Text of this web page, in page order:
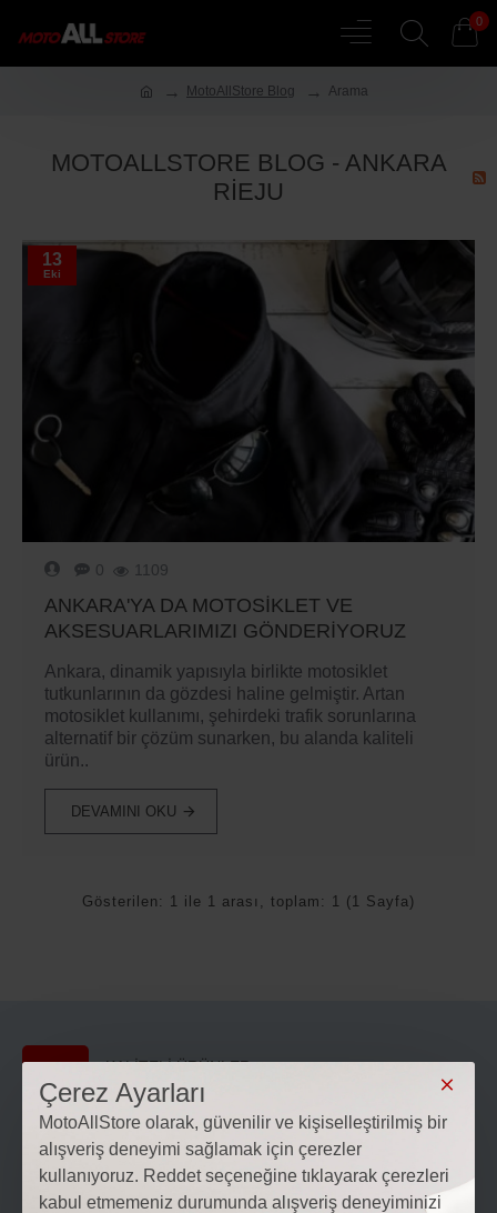
Çerez Ayarları
MotoAllStore olarak, güvenilir ve kişiselleştirilmiş bir
alışveriş deneyimi sağlamak için çerezler
kullanıyoruz. Reddet seçeneğine tıklayarak çerezleri
kabul etmemeniz durumunda alışveriş deneyiminizi
0
MotoAllStore Blog Arama
MOTOALLSTORE BLOG - ANKARA
RIEJU
13
Eki
0 1109
ANKARA'YA DA MOTOSIKLET VE
AKSESUARLARIMIZI GÖNDERIYORUZ
Ankara, dinamik yapısıyla birlikte motosiklet
tutkunlarının da gözdesi haline gelmiştir. Artan
motosiklet kullanımı, şehirdeki trafik sorunlarına
alternatif bir çözüm sunarken, bu alanda kaliteli
ürün..
DEVAMINI OKU
Gösterilen: 1 ile 1 arası, toplam: 1 (1 Sayfa)
KALİTELİ ÜRÜNLER
Kaliteli ve Dayanıklı Koruyucu Ekipmanlar
HIZLI KARGO
16:00'ya kadar olan siparişleriniz aynı gün Kargoda